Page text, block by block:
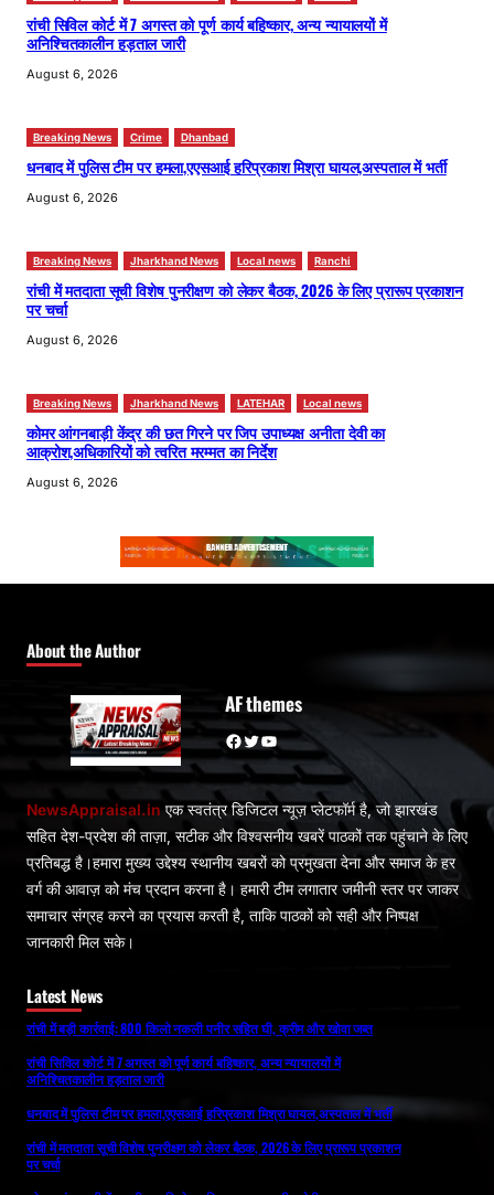
रांची सिविल कोर्ट में 7 अगस्त को पूर्ण कार्य बहिष्कार, अन्य न्यायालयों में
अनिश्चितकालीन हड़ताल जारी
August 6, 2026
Breaking News Crime Dhanbad
धनबाद में पुलिस टीम पर हमला,एएसआई हरिप्रकाश मिश्रा घायल,अस्पताल में भर्ती
August 6, 2026
Breaking News Jharkhand News Local news Ranchi
रांची में मतदाता सूची विशेष पुनरीक्षण को लेकर बैठक, 2026 के लिए प्रारूप प्रकाशन
पर चर्चा
August 6, 2026
Breaking News Jharkhand News LATEHAR Local news
कोमर आंगनबाड़ी केंद्र की छत गिरने पर जिप उपाध्यक्ष अनीता देवी का
आक्रोश,अधिकारियों को त्वरित मरम्मत का निर्देश
August 6, 2026
About the Author
AF themes
Facebook Twitter YouTube
NewsAppraisal.in एक स्वतंत्र डिजिटल न्यूज़ प्लेटफॉर्म है, जो झारखंड
सहित देश-प्रदेश की ताज़ा, सटीक और विश्वसनीय खबरें पाठकों तक पहुंचाने के लिए
प्रतिबद्ध है।हमारा मुख्य उद्देश्य स्थानीय खबरों को प्रमुखता देना और समाज के हर
वर्ग की आवाज़ को मंच प्रदान करना है। हमारी टीम लगातार जमीनी स्तर पर जाकर
समाचार संग्रह करने का प्रयास करती है, ताकि पाठकों को सही और निष्पक्ष
जानकारी मिल सके।
Latest News
रांची में बड़ी कार्रवाई: 800 किलो नकली पनीर सहित घी, क्रीम और खोवा जब्त
रांची सिविल कोर्ट में 7 अगस्त को पूर्ण कार्य बहिष्कार, अन्य न्यायालयों में
अनिश्चितकालीन हड़ताल जारी
धनबाद में पुलिस टीम पर हमला,एएसआई हरिप्रकाश मिश्रा घायल,अस्पताल में भर्ती
रांची में मतदाता सूची विशेष पुनरीक्षण को लेकर बैठक, 2026 के लिए प्रारूप प्रकाशन
पर चर्चा